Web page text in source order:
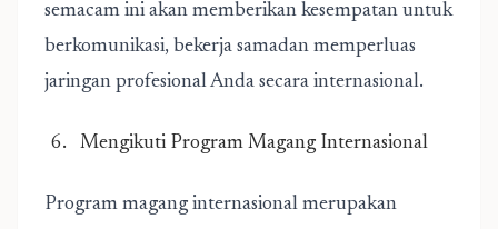
semacam ini akan memberikan kesempatan untuk
berkomunikasi, bekerja samadan memperluas
jaringan profesional Anda secara internasional.
Mengikuti Program Magang Internasional
Program magang internasional merupakan